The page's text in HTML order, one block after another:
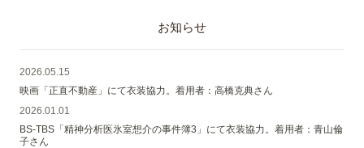
お知らせ
2026.05.15
映画「正直不動産」にて衣装協力。着用者：高橋克典さん
2026.01.01
BS-TBS「精神分析医氷室想介の事件簿3」にて衣装協力。着用者：青山倫
子さん